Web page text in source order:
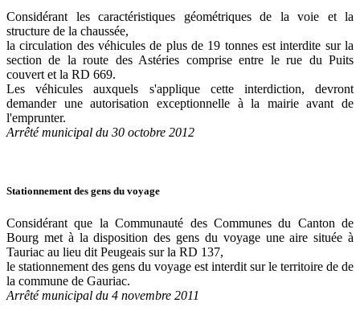
Considérant les caractéristiques géométriques de la voie et la
structure de la chaussée,
la circulation des véhicules de plus de 19 tonnes est interdite sur la
section de la route des Astéries comprise entre le rue du Puits
couvert et la RD 669.
Les véhicules auxquels s'applique cette interdiction, devront
demander une autorisation exceptionnelle à la mairie avant de
l'emprunter.
Arrêté municipal du 30 octobre 2012
Stationnement des gens du voyage
Considérant que la Communauté des Communes du Canton de
Bourg met à la disposition des gens du voyage une aire située à
Tauriac au lieu dit Peugeais sur la RD 137,
le stationnement des gens du voyage est interdit sur le territoire de de
la commune de Gauriac.
Arrêté municipal du 4 novembre 2011